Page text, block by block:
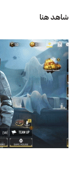
شاهد هنا